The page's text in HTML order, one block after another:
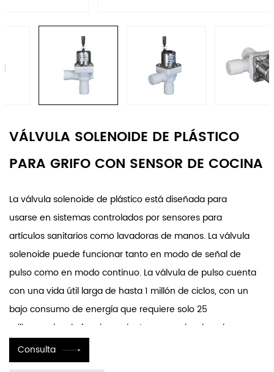
VÁLVULA SOLENOIDE DE PLÁSTICO
PARA GRIFO CON SENSOR DE COCINA
La válvula solenoide de plástico está diseñada para
usarse en sistemas controlados por sensores para
artículos sanitarios como lavadoras de manos. La válvula
solenoide puede funcionar tanto en modo de señal de
pulso como en modo continuo. La válvula de pulso cuenta
con una vida útil larga de hasta 1 millón de ciclos, con un
bajo consumo de energía que requiere solo 25
milisegundos de funcionamiento con ancho de pulso.
Presenta una alta clasificación de impermeabilidad de
hasta IP67, con funcionalidad de autolimpieza y fuertes
Consulta